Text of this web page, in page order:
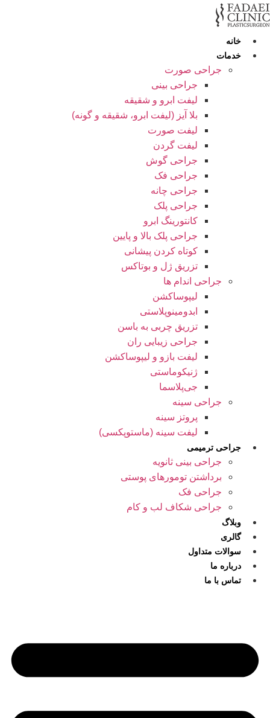
پرش
به
خانه
خدمات
جراحی صورت
جراحی بینی
لیفت ابرو و شقیقه
بلا آیز (لیفت ابرو، شقیقه و گونه)
لیفت صورت
لیفت گردن
جراحی گوش
جراحی فک
جراحی چانه
جراحی پلک
کانتورینگ ابرو
جراحی پلک بالا و پایین
کوتاه کردن پیشانی
تزریق ژل و بوتاکس
جراحی اندام ها
لیپوساکشن
ابدومینوپلاستی
تزریق چربی به باسن
جراحی زیبایی ران
لیفت بازو و لیپوساکشن
ژنیکوماستی
جی‌پلاسما
جراحی سینه
پروتز سینه
لیفت سینه (ماستوپکسی)
جراحی ترمیمی
جراحی بینی ثانویه
برداشتن تومورهای پوستی
جراحی فک
جراحی شکاف لب و کام
وبلاگ
گالری
سوالات متداول
درباره ما
تماس با ما